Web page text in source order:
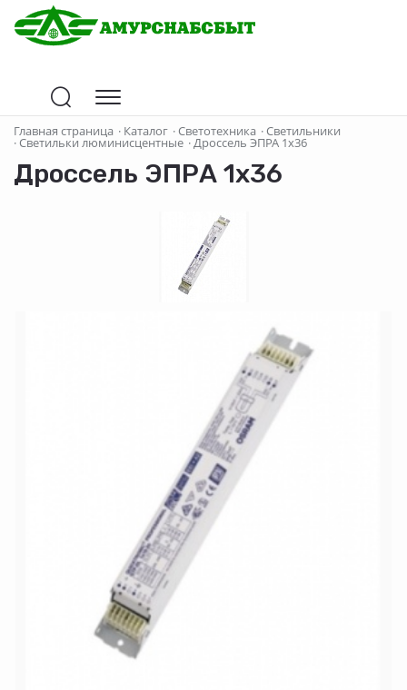
Главная страница · Каталог ·Светотехника ·Светильники
·Светильки люминисцентные ·Дроссель ЭПРА 1х36
Дроссель ЭПРА 1х36